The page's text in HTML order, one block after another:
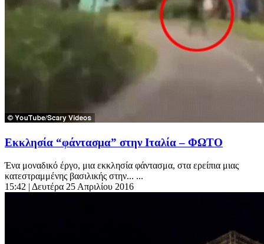
Εκκλησία “φάντασμα” στην Ιταλία – ΦΩΤΟ
Ένα μοναδικό έργο, μια εκκλησία φάντασμα, στα ερείπια μιας
κατεστραμμένης βασιλικής στην... ...
15:42 | Δευτέρα 25 Απριλίου 2016